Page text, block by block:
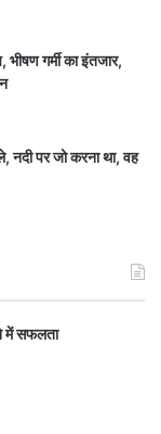
भीषण गर्मी का इंतजार,
नदी पर जो करना था, वह
में सफलता